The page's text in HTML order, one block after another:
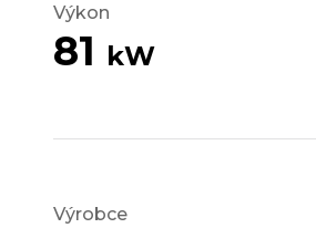
Výkon
81 kW
Výrobce